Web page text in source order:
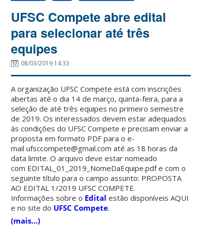
UFSC Compete abre edital
para selecionar até três
equipes
08/03/2019 14:33
A organização UFSC Compete está com inscrições
abertas até o dia 14 de março, quinta-feira, para a
seleção de até três equipes no primeiro semestre
de 2019. Os interessados devem estar adequados
às condições do UFSC Compete e precisam enviar a
proposta em formato PDF para o e-
mail ufsccompete@gmail.com até as 18 horas da
data limite. O arquivo deve estar nomeado
com EDITAL_01_2019_NomeDaEquipe.pdf e com o
seguinte título para o campo assunto: PROPOSTA
AO EDITAL 1/2019 UFSC COMPETE.
Informações sobre o Editalestão disponíveis AQUI
e no site do UFSC Compete.
(mais…)